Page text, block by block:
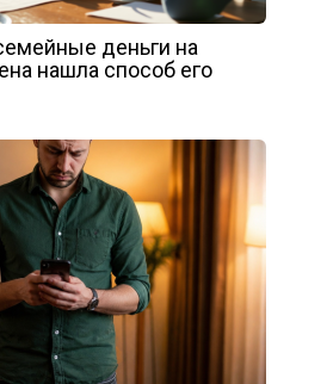
деньги на
нашла способ его